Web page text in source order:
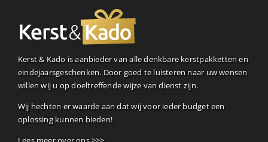
Kerst & Kado is aanbieder van alle denkbare kerstpakketten en
eindejaarsgeschenken. Door goed te luisteren naar uw wensen
willen wij u op doeltreffende wijze van dienst zijn.
Wij hechten er waarde aan dat wij voor ieder budget een
oplossing kunnen bieden!